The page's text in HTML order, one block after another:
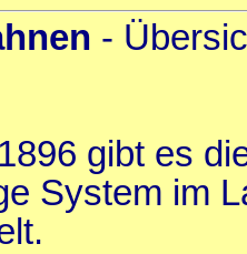
-
gibt es
System im